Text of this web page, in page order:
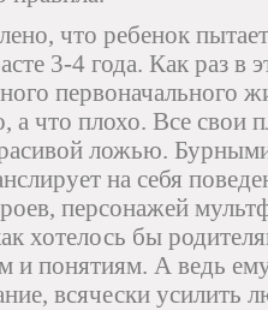
что ребенок
3-4 года. Как раз в
первоначального
что плохо. Все свои
ложью.
на себя
персонажей
хотелось бы
и понятиям. А ведь
всячески усилить